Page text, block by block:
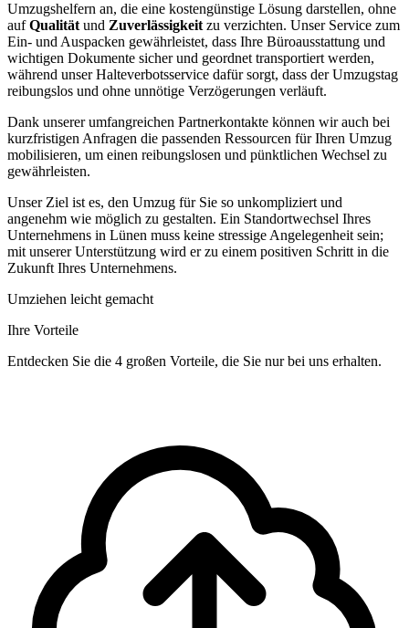
Umzugshelfern an, die eine kostengünstige Lösung darstellen, ohne
aufQualität und Zuverlässigkeit zu verzichten. Unser Service zum
Ein- und Auspacken gewährleistet, dass Ihre Büroausstattung und
wichtigen Dokumente sicher und geordnet transportiert werden,
während unser Halteverbotsservice dafür sorgt, dass der Umzugstag
reibungslos und ohne unnötige Verzögerungen verläuft.
Dank unserer umfangreichen Partnerkontakte können wir auch bei
kurzfristigen Anfragen die passenden Ressourcen für Ihren Umzug
mobilisieren, um einen reibungslosen und pünktlichen Wechsel zu
gewährleisten.
Unser Ziel ist es, den Umzug für Sie so unkompliziert und
angenehm wie möglich zu gestalten. Ein Standortwechsel Ihres
Unternehmens in Lünen muss keine stressige Angelegenheit sein;
mit unserer Unterstützung wird er zu einem positiven Schritt in die
Zukunft Ihres Unternehmens.
Umziehen leicht gemacht
Ihre Vorteile
Entdecken Sie die 4 großen Vorteile, die Sie nur bei uns erhalten.